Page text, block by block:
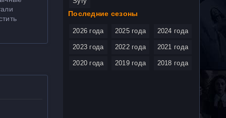
Последние сезоны
2026 года 2025 года 2024 года
2023 года 2022 года 2021 года
2020 года 2019 года 2018 года